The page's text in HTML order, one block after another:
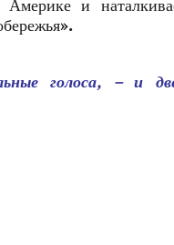
и
голоса, – и